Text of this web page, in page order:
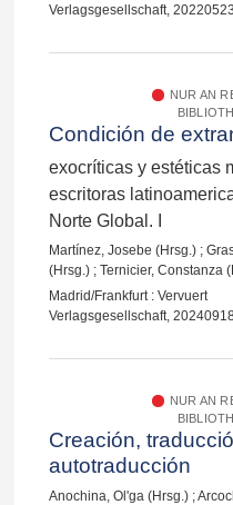
Verlagsgesellschaft,
NUR AN
Condición de
exocríticas y estéticas
escritoras
Norte Global. I
Martínez, Josebe (Hrsg.) ;
(Hrsg.) ; Ternicier, Constanza
Madrid/Frankfurt : Vervuert
Verlagsgesellschaft,
NUR AN
Creación,
autotraducción
Anochina, Ol'ga (Hrsg.) ;